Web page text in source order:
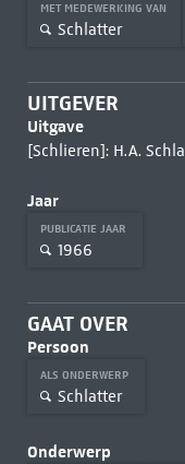
MET MEDEWERKING VAN
Schlatter
UITGEVER
Uitgave
[Schlieren]: H.A.
Jaar
PUBLICATIE JAAR
1966
GAAT OVER
Persoon
ALS ONDERWERP
Schlatter
Onderwerp